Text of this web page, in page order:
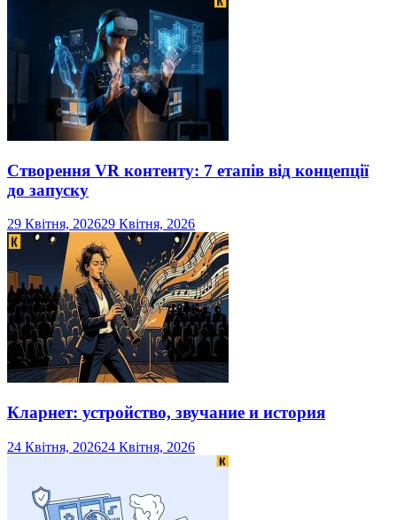
Створення VR контенту: 7 етапів від концепції
до запуску
29 Квітня, 202629 Квітня, 2026
Кларнет: устройство, звучание и история
24 Квітня, 202624 Квітня, 2026